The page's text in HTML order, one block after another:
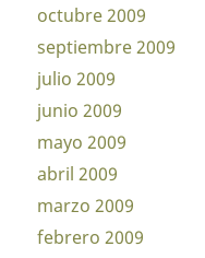
octubre 2009
septiembre 2009
julio 2009
junio 2009
mayo 2009
abril 2009
marzo 2009
febrero 2009